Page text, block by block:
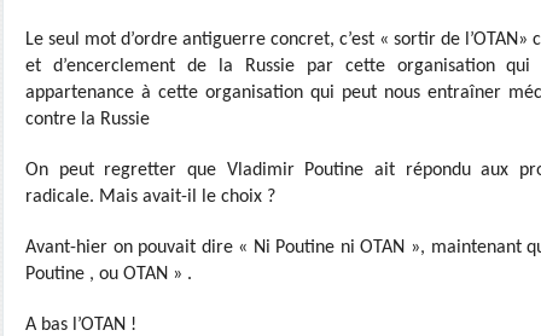
Le seul mot d’ordre antiguerre concret, c’est « sortir de l’OTAN»
et d’encerclement de la Russie par cette organisation
appartenance à cette organisation qui peut nous entraîner
contre la Russie
On peut regretter que Vladimir Poutine ait répondu aux
radicale. Mais avait-il le choix ?
Avant-hier on pouvait dire « Ni Poutine ni OTAN », maintenant
Poutine , ou OTAN » .
A bas l’OTAN !